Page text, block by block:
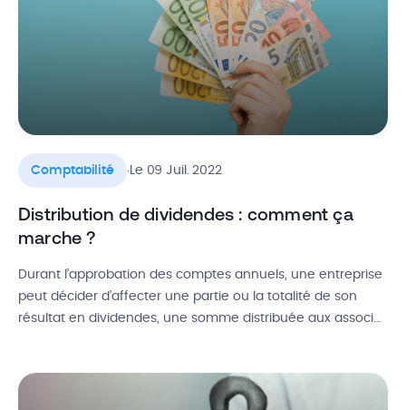
Comptabilité .Le 09 Juil. 2022
Distribution de dividendes : comment ça
marche ?
Durant l’approbation des comptes annuels, une entreprise
peut décider d’affecter une partie ou la totalité de son
résultat en dividendes, une somme distribuée aux associés
l’entreprise, cette démarche n’est pas régie par les mêmes